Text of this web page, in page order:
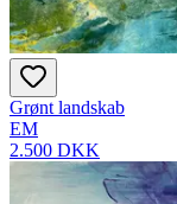
Grønt landskab
EM
2.500 DKK